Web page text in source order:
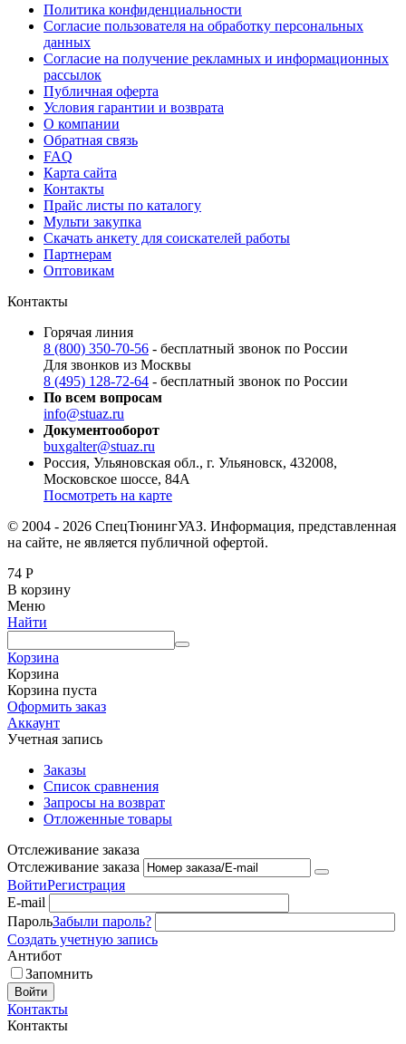
Политика конфиденциальности
Согласие пользователя на обработку персональных
данных
Согласие на получение рекламных и информационных
рассылок
Публичная оферта
Условия гарантии и возврата
О компании
Обратная связь
FAQ
Карта сайта
Контакты
Прайс листы по каталогу
Мульти закупка
Скачать анкету для соискателей работы
Партнерам
Оптовикам
Контакты
Горячая линия
8 (800) 350-70-56 - бесплатный звонок по России
Для звонков из Москвы
8 (495) 128-72-64 - бесплатный звонок по России
По всем вопросам
info@stuaz.ru
Документооборот
buxgalter@stuaz.ru
Россия, Ульяновская обл., г. Ульяновск, 432008,
Московское шоссе, 84А
Посмотреть на карте
© 2004 - 2026 СпецТюнингУАЗ. Информация, представленная
на сайте, не является публичной офертой.
74 Р
В корзину
Меню
Найти
Корзина
Корзина
Корзина пуста
Оформить заказ
Аккаунт
Учетная запись
Заказы
Список сравнения
Запросы на возврат
Отложенные товары
Отслеживание заказа
Отслеживание заказа
ВойтиРегистрация
E-mail
ПарольЗабыли пароль?
Создать учетную запись
Антибот
Запомнить
Войти
Контакты
Контакты